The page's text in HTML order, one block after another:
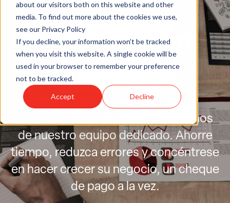
about our visitors both on this website and other
media. To find out more about the cookies we use,
see our Privacy Policy
If you decline, your information won’t be tracked
when you visit this website. A single cookie will be
used in your browser to remember your preference
not to be tracked.
Accept Decline
Externalización
de Nómina
Deje las complejidades del
procesamiento de nómina en manos
de nuestro equipo dedicado. Ahorre
tiempo, reduzca errores y concéntrese
en hacer crecer su negocio, un cheque
de pago a la vez.